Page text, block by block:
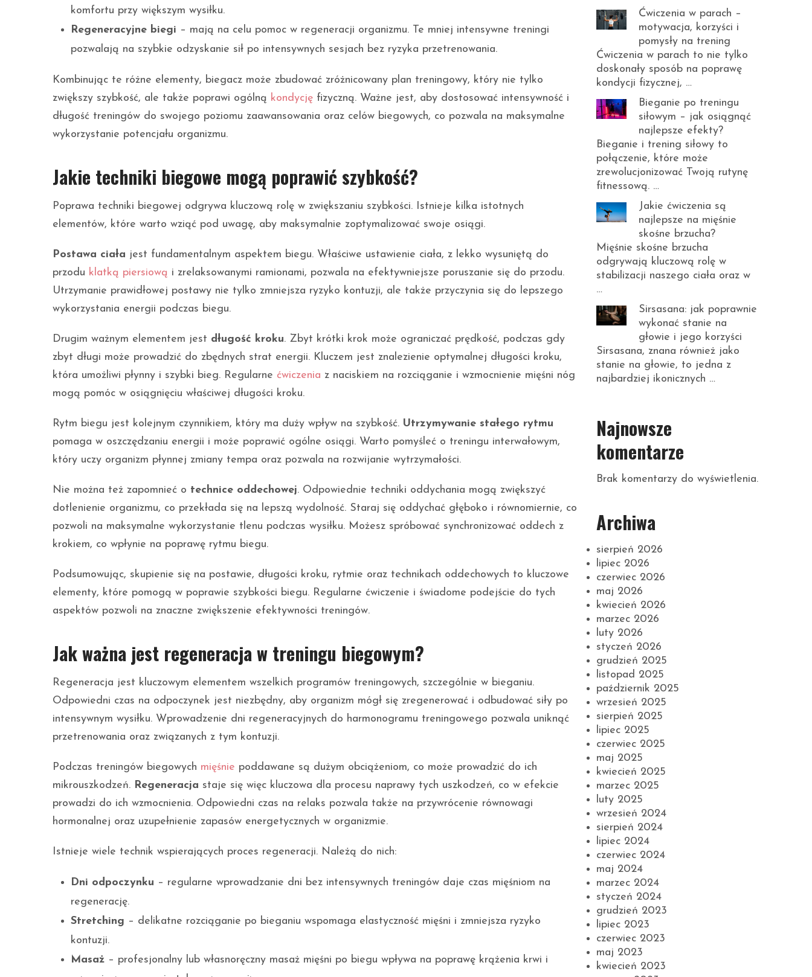
komfortu przy większym wysiłku.
Regeneracyjne biegi – mają na celu pomoc w regeneracji organizmu. Te mniej intensywne treningi
pozwalają na szybkie odzyskanie sił po intensywnych sesjach bez ryzyka przetrenowania.
Kombinując te różne elementy, biegacz może zbudować zróżnicowany plan treningowy, który nie tylko
zwiększy szybkość, ale także poprawi ogólną kondycję fizyczną. Ważne jest, aby dostosować intensywność i
długość treningów do swojego poziomu zaawansowania oraz celów biegowych, co pozwala na maksymalne
wykorzystanie potencjału organizmu.
Jakie techniki biegowe mogą poprawić szybkość?
Poprawa techniki biegowej odgrywa kluczową rolę w zwiększaniu szybkości. Istnieje kilka istotnych
elementów, które warto wziąć pod uwagę, aby maksymalnie zoptymalizować swoje osiągi.
Postawa ciała jest fundamentalnym aspektem biegu. Właściwe ustawienie ciała, z lekko wysuniętą do
przodu klatką piersiową i zrelaksowanymi ramionami, pozwala na efektywniejsze poruszanie się do przodu.
Utrzymanie prawidłowej postawy nie tylko zmniejsza ryzyko kontuzji, ale także przyczynia się do lepszego
wykorzystania energii podczas biegu.
Drugim ważnym elementem jest długość kroku. Zbyt krótki krok może ograniczać prędkość, podczas gdy
zbyt długi może prowadzić do zbędnych strat energii. Kluczem jest znalezienie optymalnej długości kroku,
która umożliwi płynny i szybki bieg. Regularne ćwiczenia z naciskiem na rozciąganie i wzmocnienie mięśni nóg
mogą pomóc w osiągnięciu właściwej długości kroku.
Rytm biegu jest kolejnym czynnikiem, który ma duży wpływ na szybkość. Utrzymywanie stałego rytmu
pomaga w oszczędzaniu energii i może poprawić ogólne osiągi. Warto pomyśleć o treningu interwałowym,
który uczy organizm płynnej zmiany tempa oraz pozwala na rozwijanie wytrzymałości.
Nie można też zapomnieć o technice oddechowej. Odpowiednie techniki oddychania mogą zwiększyć
dotlenienie organizmu, co przekłada się na lepszą wydolność. Staraj się oddychać głęboko i równomiernie, co
pozwoli na maksymalne wykorzystanie tlenu podczas wysiłku. Możesz spróbować synchronizować oddech z
krokiem, co wpłynie na poprawę rytmu biegu.
Podsumowując, skupienie się na postawie, długości kroku, rytmie oraz technikach oddechowych to kluczowe
elementy, które pomogą w poprawie szybkości biegu. Regularne ćwiczenie i świadome podejście do tych
aspektów pozwoli na znaczne zwiększenie efektywności treningów.
Jak ważna jest regeneracja w treningu biegowym?
Regeneracja jest kluczowym elementem wszelkich programów treningowych, szczególnie w bieganiu.
Odpowiedni czas na odpoczynek jest niezbędny, aby organizm mógł się zregenerować i odbudować siły po
intensywnym wysiłku. Wprowadzenie dni regeneracyjnych do harmonogramu treningowego pozwala uniknąć
przetrenowania oraz związanych z tym kontuzji.
Podczas treningów biegowych mięśnie poddawane są dużym obciążeniom, co może prowadzić do ich
mikrouszkodzeń. Regeneracja staje się więc kluczowa dla procesu naprawy tych uszkodzeń, co w efekcie
prowadzi do ich wzmocnienia. Odpowiedni czas na relaks pozwala także na przywrócenie równowagi
hormonalnej oraz uzupełnienie zapasów energetycznych w organizmie.
Istnieje wiele technik wspierających proces regeneracji. Należą do nich:
Dni odpoczynku – regularne wprowadzanie dni bez intensywnych treningów daje czas mięśniom na
regenerację.
Stretching – delikatne rozciąganie po bieganiu wspomaga elastyczność mięśni i zmniejsza ryzyko
kontuzji.
Masaż – profesjonalny lub własnoręczny masaż mięśni po biegu wpływa na poprawę krążenia krwi i
Ćwiczenia w parach –
motywacja, korzyści i
pomysły na trening
Ćwiczenia w parach to nie tylko
doskonały sposób na poprawę
kondycji fizycznej, …
Bieganie po treningu
siłowym – jak osiągnąć
najlepsze efekty?
Bieganie i trening siłowy to
połączenie, które może
zrewolucjonizować Twoją rutynę
fitnessową. …
Jakie ćwiczenia są
najlepsze na mięśnie
skośne brzucha?
Mięśnie skośne brzucha
odgrywają kluczową rolę w
stabilizacji naszego ciała oraz w
…
Sirsasana: jak poprawnie
wykonać stanie na
głowie i jego korzyści
Sirsasana, znana również jako
stanie na głowie, to jedna z
najbardziej ikonicznych …
Najnowsze
komentarze
Brak komentarzy do wyświetlenia.
Archiwa
sierpień 2026
lipiec 2026
czerwiec 2026
maj 2026
kwiecień 2026
marzec 2026
luty 2026
styczeń 2026
grudzień 2025
listopad 2025
październik 2025
wrzesień 2025
sierpień 2025
lipiec 2025
czerwiec 2025
maj 2025
kwiecień 2025
marzec 2025
luty 2025
wrzesień 2024
sierpień 2024
lipiec 2024
czerwiec 2024
maj 2024
marzec 2024
styczeń 2024
grudzień 2023
lipiec 2023
czerwiec 2023
maj 2023
kwiecień 2023